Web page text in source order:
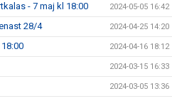
- 7 maj kl 18:00 2024-05-05 16:42
28/4 2024-04-25 14:20
2024-04-16 18:12
2024-03-15 16:33
2024-03-05 13:36